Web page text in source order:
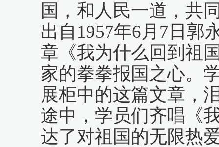
国，和人民一道，共
出自1957年6月7日郭
章《我为什么回到祖
家的拳拳报国之心。
展柜中的这篇文章，
途中，学员们齐唱《
达了对祖国的无限热